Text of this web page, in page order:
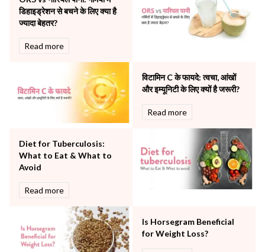
Rheumatology
Robotic Precision
Surgery
The Oncology Centre
Urology
Vascular
डिहाइड्रेशन से बचने के लिए क्या है
ज्यादा बेहतर?
Read more
विटामिन C के फायदे: त्वचा, आंखों
और इम्यूनिटी के लिए क्यों है जरूरी?
Read more
Diet for Tuberculosis:
What to Eat & What to
Avoid
Read more
Is Horsegram Beneficial
for Weight Loss?